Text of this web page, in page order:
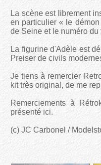
La scène est librement
en particulier « le
de Seine et le numéro
La figurine d'Adèle est
Preiser de civils
Je tiens à remercier
kit très original, de me
Remerciements à
présenté ici.
(c) JC Carbonel /